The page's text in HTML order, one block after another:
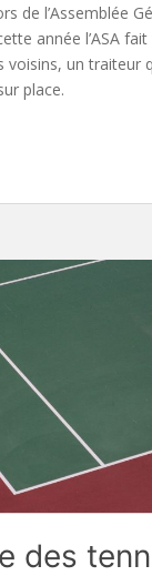
de l’Assemblée
année l’ASA
voisins, un traiteur
place.
des